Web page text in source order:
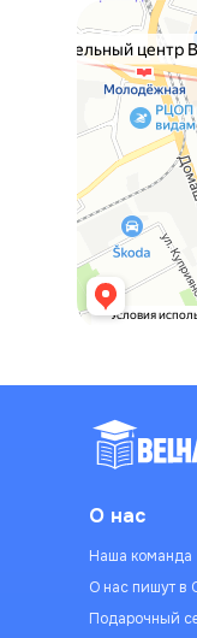
О нас
Наша команда
Подарочный
О нас пишут в